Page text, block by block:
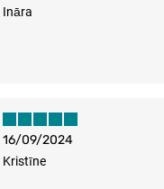
Ināra
16/09/2024
Kristīne